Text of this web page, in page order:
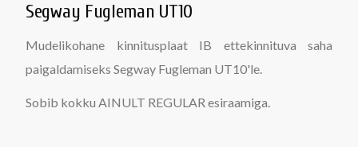
Segway Fugleman UT10
Mudelikohane kinnitusplaat IB ettekinnituva saha
paigaldamiseks Segway Fugleman UT10'le.
Sobib kokku AINULT REGULAR esiraamiga.